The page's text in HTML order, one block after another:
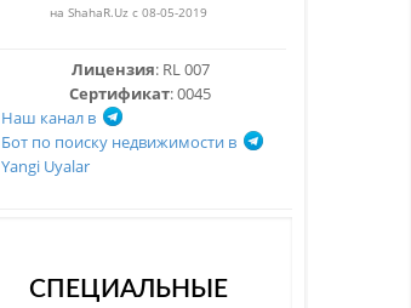
на ShahaR.Uz с 08-05-2019
Лицензия: RL 007
Сертификат: 0045
Наш канал в
Бот по поиску недвижимости в
Yangi Uyalar
СПЕЦИАЛЬНЫЕ